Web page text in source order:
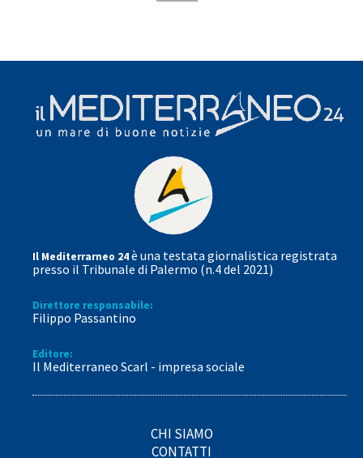
Il Mediterrarneo 24è una testata giornalistica registrata
presso il Tribunale di Palermo (n.4 del 2021)
Direttore responsabile:
Filippo Passantino
Editore:
Il Mediterraneo Scarl - impresa sociale
CHI SIAMO
CONTATTI